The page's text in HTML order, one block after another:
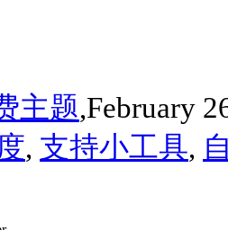
主题,February
, 支持小工具,